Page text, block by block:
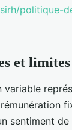
politique-
et limites
sentiment